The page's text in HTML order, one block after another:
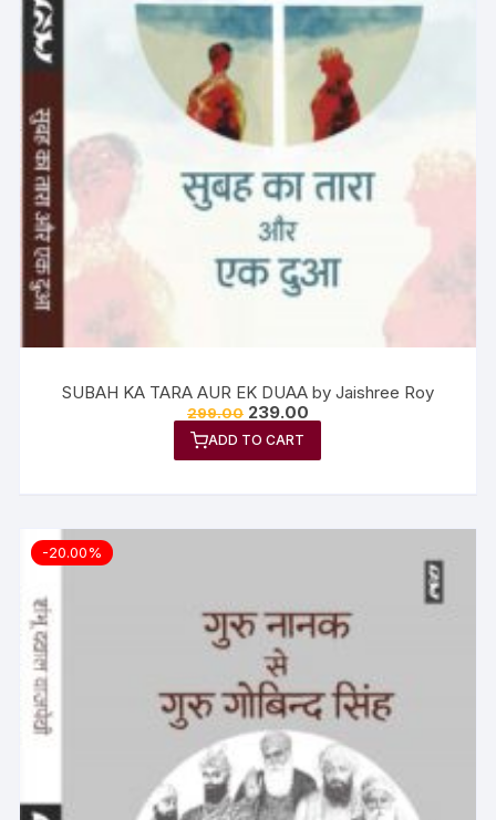
SUBAH KA TARA AUR EK DUAA by Jaishree Roy
299.00 239.00
ADD TO CART
-20.00%